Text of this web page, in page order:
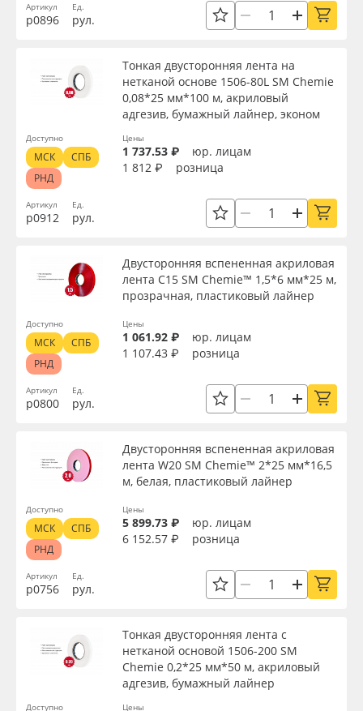
Артикул
р0896
Ед.
рул.
Артикул
р0912
Тонкая двусторонняя лента на
нетканой основе 1506-80L SM Chemie
0,08*25 мм*100 м, акриловый
адгезив, бумажный лайнер, эконом
Ед.
рул.
Цены
1 737.53 ₽
юр. лицам
1 812 ₽
розница
Доступно
МСК
СПБ
РНД
Артикул
р0800
Двусторонняя вспененная акриловая
лента C15 SM Chemie™ 1,5*6 мм*25 м,
прозрачная, пластиковый лайнер
Ед.
рул.
Цены
1 061.92 ₽
юр. лицам
1 107.43 ₽
розница
Доступно
МСК
СПБ
РНД
Артикул
р0756
Двусторонняя вспененная акриловая
лента W20 SM Chemie™ 2*25 мм*16,5
м, белая, пластиковый лайнер
Ед.
рул.
Цены
5 899.73 ₽
юр. лицам
6 152.57 ₽
розница
Доступно
МСК
СПБ
РНД
Тонкая двусторонняя лента с
нетканой основой 1506-200 SM
Chemie 0,2*25 мм*50 м, акриловый
адгезив, бумажный лайнер
Цены
Доступно